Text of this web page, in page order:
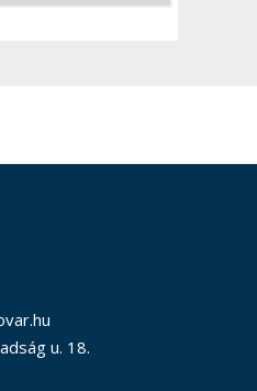
u. 18.